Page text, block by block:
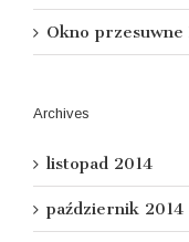
Okno przesuwne
Archives
listopad 2014
październik 2014